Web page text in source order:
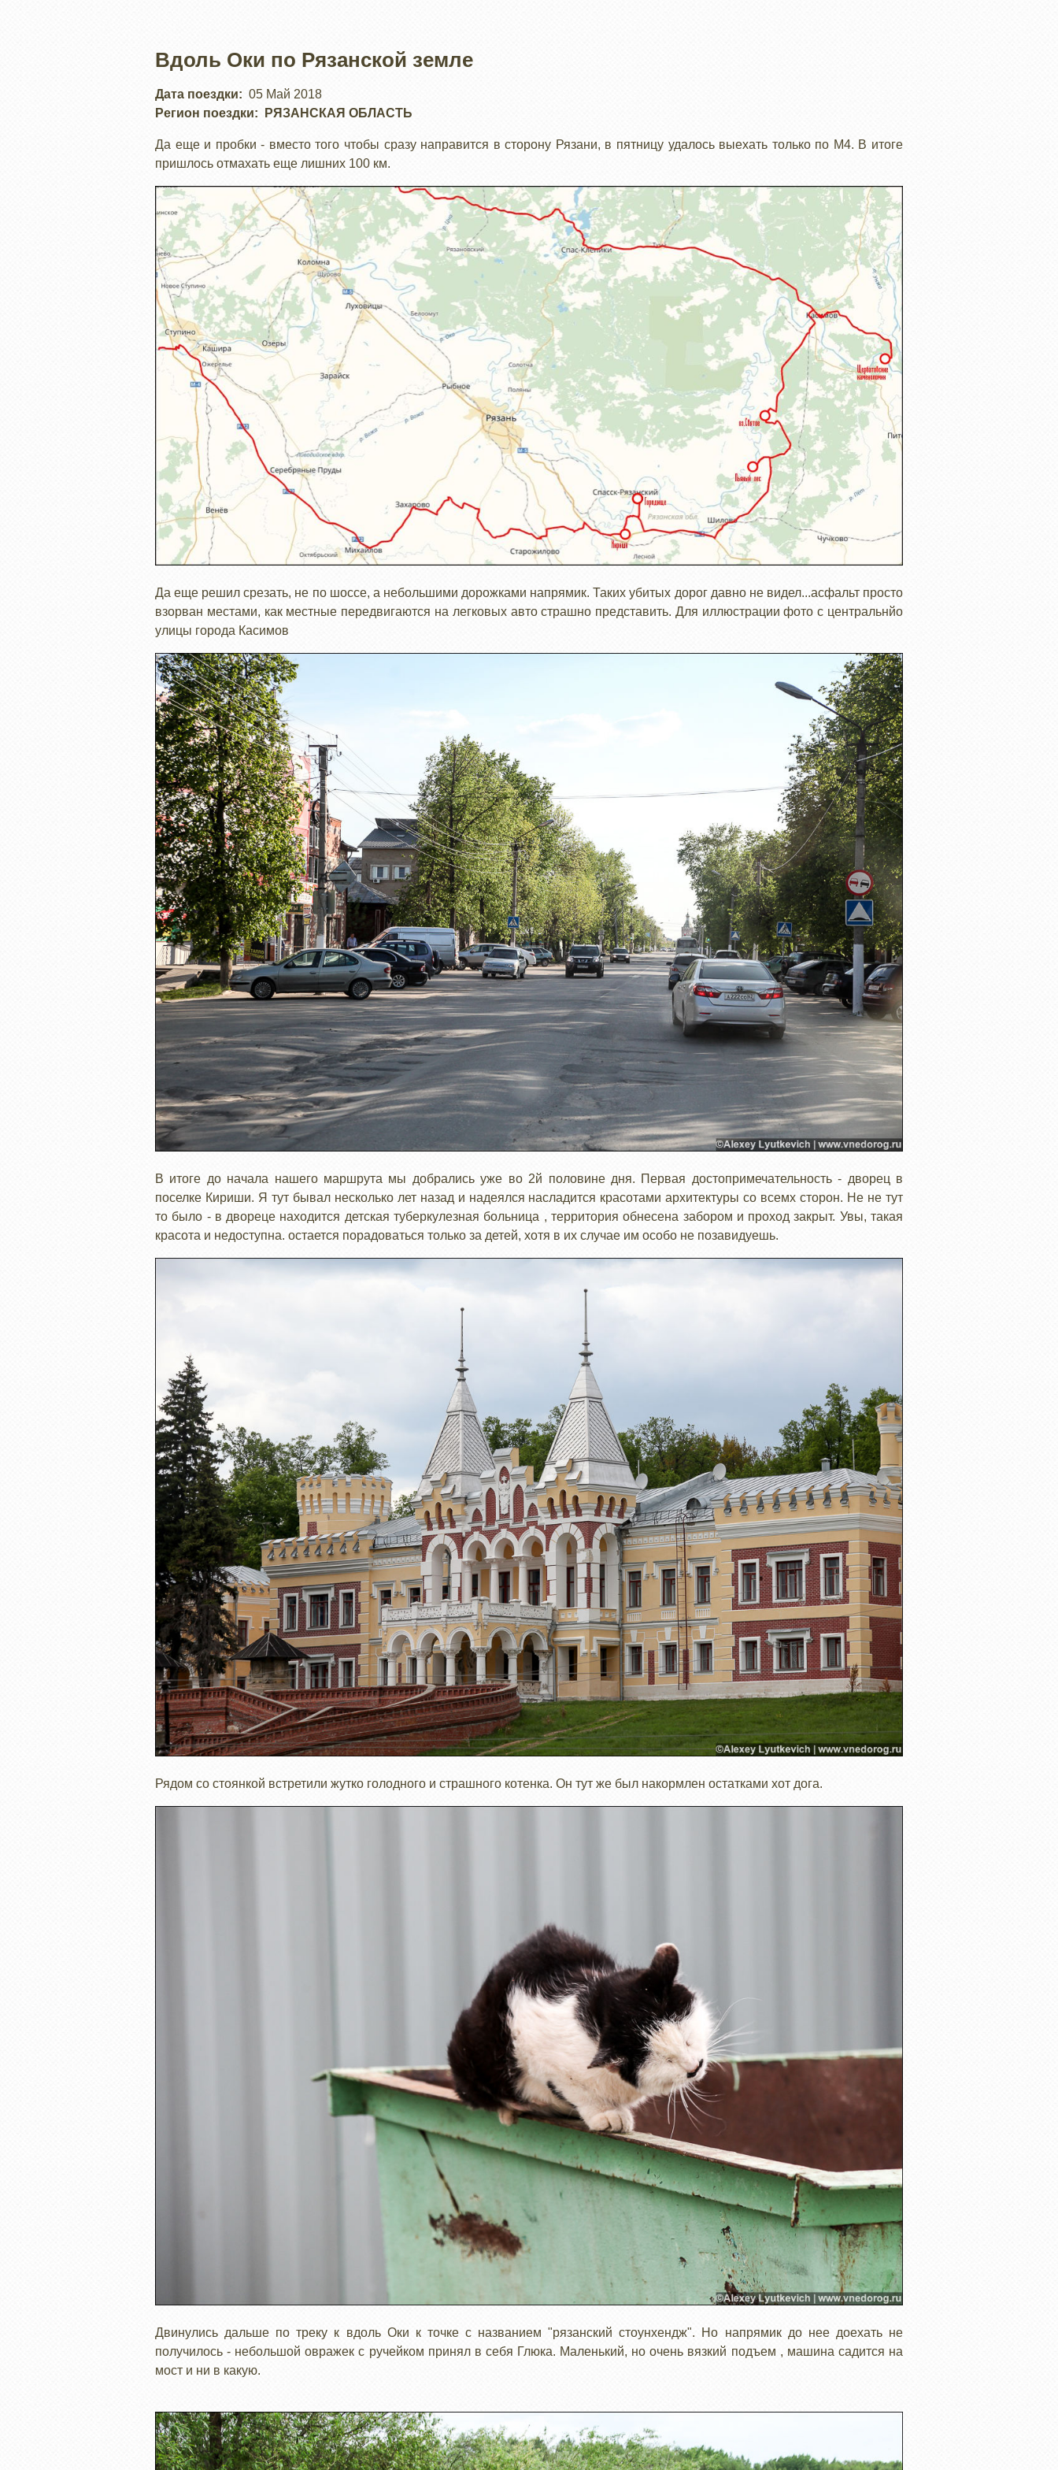
Вдоль Оки по Рязанской земле
Дата поездки
05 Май 2018
Регион поездки
РЯЗАНСКАЯ ОБЛАСТЬ
Да еще и пробки - вместо того чтобы сразу направится в сторону Рязани, в пятницу удалось выехать только по М4. В итоге
пришлось отмахать еще лишних 100 км.
Да еще решил срезать, не по шоссе, а небольшими дорожками напрямик. Таких убитых дорог давно не видел...асфальт просто
взорван местами, как местные передвигаются на легковых авто страшно представить. Для иллюстрации фото с центральнйо
улицы города Касимов
В итоге до начала нашего маршрута мы добрались уже во 2й половине дня. Первая достопримечательность - дворец в
поселке Кириши. Я тут бывал несколько лет назад и надеялся насладится красотами архитектуры со всемх сторон. Не не тут
то было - в двореце находится детская туберкулезная больница , территория обнесена забором и проход закрыт. Увы, такая
красота и недоступна. остается порадоваться только за детей, хотя в их случае им особо не позавидуешь.
Рядом со стоянкой встретили жутко голодного и страшного котенка. Он тут же был накормлен остатками хот дога.
Двинулись дальше по треку к вдоль Оки к точке с названием "рязанский стоунхендж". Но напрямик до нее доехать не
получилось - небольшой овражек с ручейком принял в себя Глюка. Маленький, но очень вязкий подъем , машина садится на
мост и ни в какую.